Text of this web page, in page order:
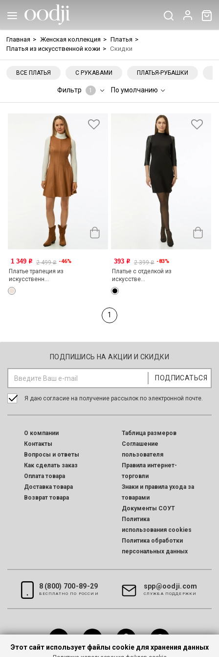
Главная > Женская коллекция > Платья >
Платья из искусственной кожи > Скидки
ВСЕ ПЛАТЬЯ С РУКАВАМИ ПЛАТЬЯ-РУБАШКИ
Фильтр 1 По умолчанию
1 349 o 2 499o -46%
Платье трапеция из
искусственн...
393 o 2 399o -83%
Платье с отделкой из
искусстве...
1
ПОДПИШИСЬ НА АКЦИИ И СКИДКИ
Я даю согласие на получение рассылок по электронной почте.
O компании
Контакты
Вопросы и ответы
Как сделать заказ
Оплата товара
Доставка товара
Возврат товара
Таблица размеров
Соглашение
пользователя
Правила интернет-
торговли
Знаки и правила ухода за
товарами
Документы СОУТ
Политика
использования cookies
Политика обработки
персональных данных
8 (800) 700-89-29
БЕСПЛАТНО ПО РОССИИ
spp@oodji.com
CЛУЖБА ПОДДЕРЖКИ
Этот сайт использует файлы cookie для хранения данных